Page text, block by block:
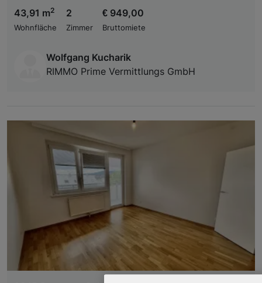
43,91 m2
Wohnfläche
2
Zimmer
€ 949,00
Bruttomiete
Wolfgang Kucharik
RIMMO Prime Vermittlungs GmbH